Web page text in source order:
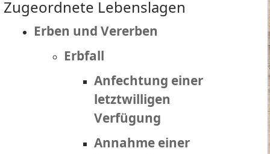
Zugeordnete Lebenslagen
Erben und Vererben
Erbfall
Anfechtung einer
letztwilligen
Verfügung
Annahme einer